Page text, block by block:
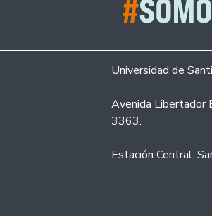
Universidad de
Avenida Libertador
3363.
Estación Central.